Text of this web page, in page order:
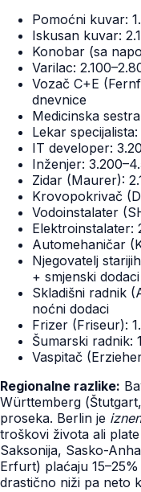
Pomoćni kuvar:
Iskusan kuvar:
Konobar (sa
Varilac:
Vozač C+E
dnevnice
Medicinska
Lekar
IT developer:
Inženjer:
Zidar (Maurer):
Krovopokrivač
Vodoinstalater
Elektroinstalater:
Automehaničar
Njegovatelj
+ smjenski dodaci
Skladišni radnik
noćni dodaci
Frizer (Friseur):
Šumarski radnik:
Vaspitač
Regionalne razlike:
Württemberg
proseka. Berlin je
troškovi života ali
Saksonija, Sasko-
Erfurt) plaćaju
drastično niži pa neto